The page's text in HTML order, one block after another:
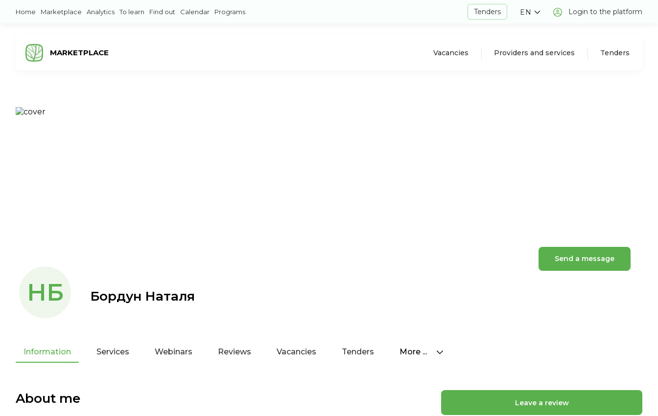
Home Marketplace Analytics To learn Find out Calendar Programs Tenders EN Login to the platform
MARKETPLACE Vacancies Providers and services Tenders
Send a message
НБ Бордун Наталя
Information Services Webinars Reviews Vacancies Tenders More ...
About me Leave a review